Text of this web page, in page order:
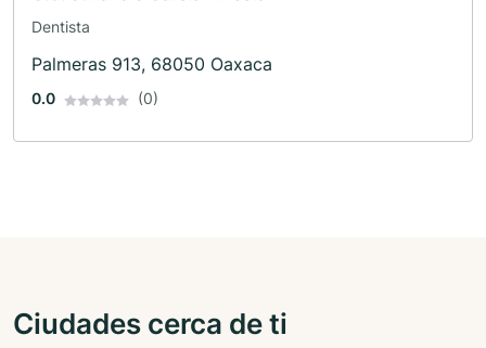
Dentista
Palmeras 913, 68050 Oaxaca
0.0 (0)
Ciudades cerca de ti